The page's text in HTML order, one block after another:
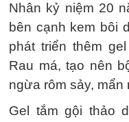
Nhân kỷ niệm 20
bên cạnh kem bôi
phát triển thêm
Rau má, tạo nên
ngừa rôm sảy, mẩn
Gel tắm gội thảo